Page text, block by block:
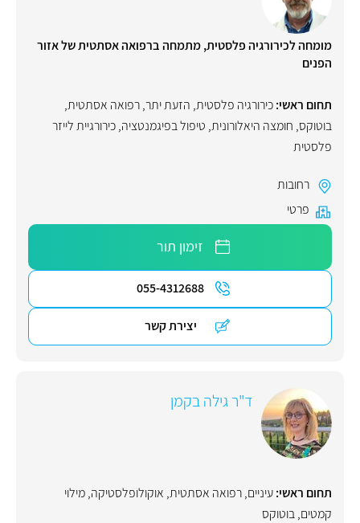
מומחה לכירורגיה פלסטית, מתמחה ברפואה אסתטית של אזור
הפנים
תחום ראשי:כירורגיה פלסטית, הזעת יתר,רפואה אסתטית,
בוטוקס, חומצה היאלורונית, טיפול בפיגמנטציה,כירורגיית לייזר
פלסטית
רחובות
פרטי
זימון תור
055-4312688
יצירת קשר
ד"ר גילה בקמן
תחום ראשי:עיניים,רפואה אסתטית, אוקולופלסטיקה,מילוי
קמטים,בוטוקס